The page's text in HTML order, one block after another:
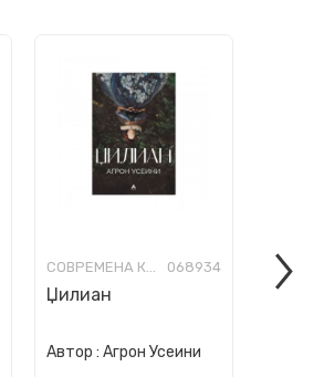
СОВРЕМЕНА КНИЖЕВНОСТ 068934
Џилиан
Автор : Агрон Усеини